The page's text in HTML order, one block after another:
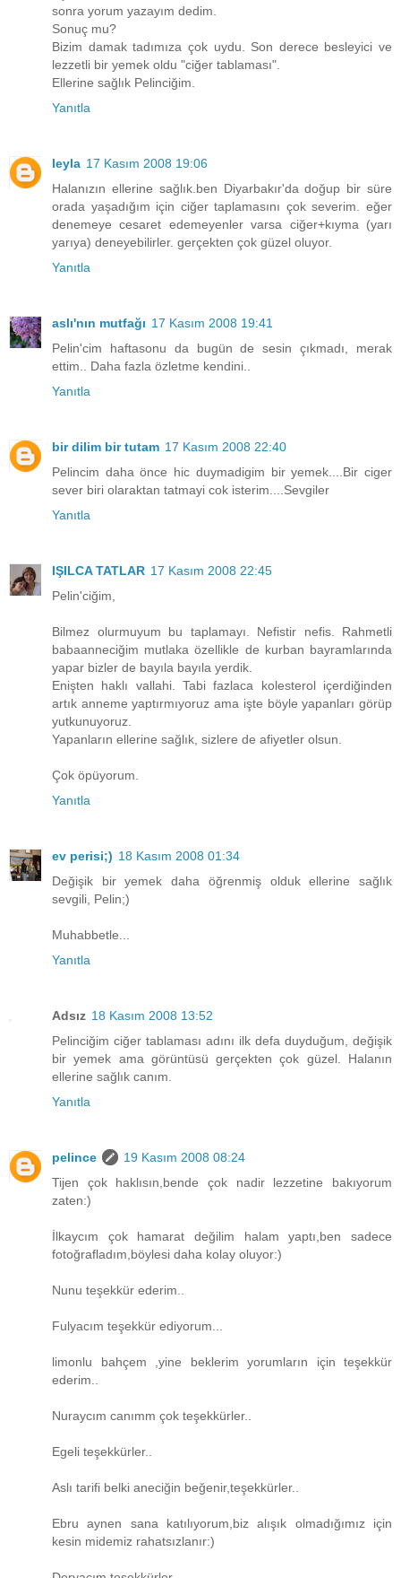
sonra yorum yazayım dedim.
Sonuç mu?
Bizim damak tadımıza çok uydu. Son derece besleyici ve
lezzetli bir yemek oldu "ciğer tablaması".
Ellerine sağlık Pelinciğim.
Yanıtla
leyla 17 Kasım 2008 19:06
Halanızın ellerine sağlık.ben Diyarbakır'da doğup bir süre
orada yaşadığım için ciğer taplamasını çok severim. eğer
denemeye cesaret edemeyenler varsa ciğer+kıyma (yarı
yarıya) deneyebilirler. gerçekten çok güzel oluyor.
Yanıtla
aslı'nın mutfağı 17 Kasım 2008 19:41
Pelin'cim haftasonu da bugün de sesin çıkmadı, merak
ettim.. Daha fazla özletme kendini..
Yanıtla
bir dilim bir tutam 17 Kasım 2008 22:40
Pelincim daha önce hic duymadigim bir yemek....Bir ciger
sever biri olaraktan tatmayi cok isterim....Sevgiler
Yanıtla
IŞILCA TATLAR 17 Kasım 2008 22:45
Pelin'ciğim,
Bilmez olurmuyum bu taplamayı. Nefistir nefis. Rahmetli
babaanneciğim mutlaka özellikle de kurban bayramlarında
yapar bizler de bayıla bayıla yerdik.
Enişten haklı vallahi. Tabi fazlaca kolesterol içerdiğinden
artık anneme yaptırmıyoruz ama işte böyle yapanları görüp
yutkunuyoruz.
Yapanların ellerine sağlık, sizlere de afiyetler olsun.
Çok öpüyorum.
Yanıtla
ev perisi;) 18 Kasım 2008 01:34
Değişik bir yemek daha öğrenmiş olduk ellerine sağlık
sevgili, Pelin;)
Muhabbetle...
Yanıtla
Adsız 18 Kasım 2008 13:52
Pelinciğim ciğer tablaması adını ilk defa duyduğum, değişik
bir yemek ama görüntüsü gerçekten çok güzel. Halanın
ellerine sağlık canım.
Yanıtla
pelince
19 Kasım 2008 08:24
Tijen çok haklısın,bende çok nadir lezzetine bakıyorum
zaten:)
İlkaycım çok hamarat değilim halam yaptı,ben sadece
fotoğrafladım,böylesi daha kolay oluyor:)
Nunu teşekkür ederim..
Fulyacım teşekkür ediyorum...
limonlu bahçem ,yine beklerim yorumların için teşekkür
ederim..
Nuraycım canımm çok teşekkürler..
Egeli teşekkürler..
Aslı tarifi belki aneciğin beğenir,teşekkürler..
Ebru aynen sana katılıyorum,biz alışık olmadığımız için
kesin midemiz rahatsızlanır:)